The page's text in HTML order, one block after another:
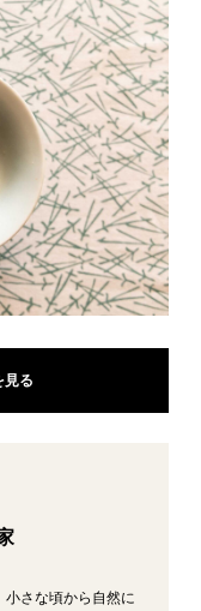
見る
さな頃から自然に